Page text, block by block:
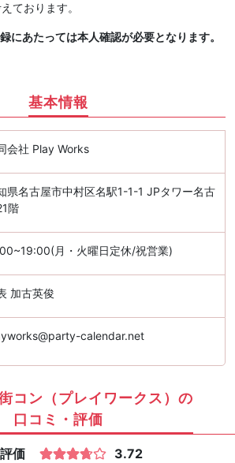
ております。
にあたっては本人確認が必要となります。
基本情報
会社 Play Works
県名古屋市中村区名駅1-1-1 JPタワー名古
階
月・火曜日定休/祝営業)
加古英俊
calendar.net
コン（プレイワークス）の
口コミ・評価
価 3.72